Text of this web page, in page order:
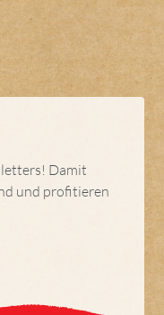
Damit
und profitieren